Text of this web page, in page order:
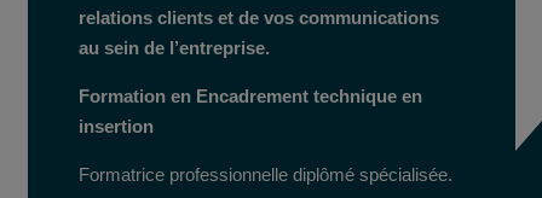
relations clients et de vos communications
au sein de l’entreprise.
Formation en Encadrement technique en
insertion
Formatrice professionnelle diplômé spécialisée.